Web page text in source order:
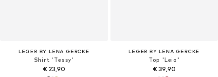
LEGER BY LENA GERCKE
Shirt 'Tessy'
€ 23,90
LEGER BY LENA GERCKE
Top 'Leia'
€ 39,90